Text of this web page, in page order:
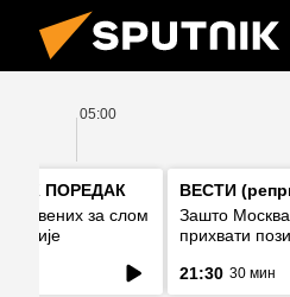
05:00
ПОРЕДАК
за слом
ВЕСТИ
Зашто
прихвати
21:30 30 мин